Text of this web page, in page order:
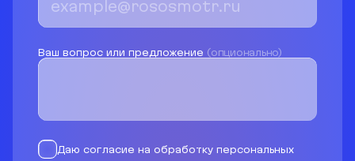
Ваш вопрос или предложение (опционально)
Даю согласие на обработку персональных